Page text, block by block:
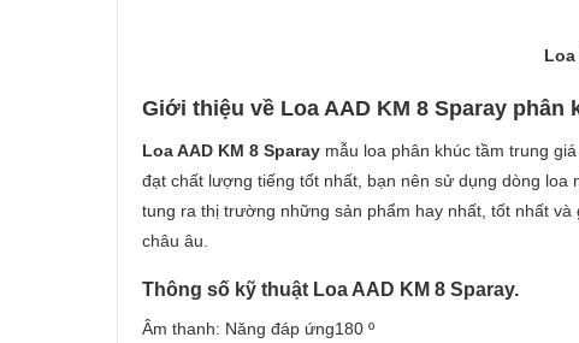
Loa
Giới thiệu về Loa AAD KM 8 Sparay
Loa AAD KM 8 Sparay mẫu loa phân khúc tầm trung
đạt chất lượng tiếng tốt nhất, bạn nên sử dụng dòng loa
tung ra thị trường những sản phẩm hay nhất, tốt nhất
châu âu.
Thông số kỹ thuật Loa AAD KM 8 Sparay.
Âm thanh: Năng đáp ứng180 º